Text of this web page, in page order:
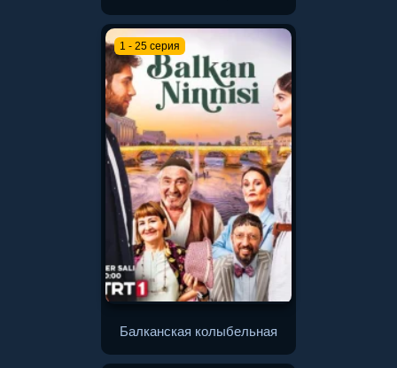
1 - 25 серия
Балканская колыбельная